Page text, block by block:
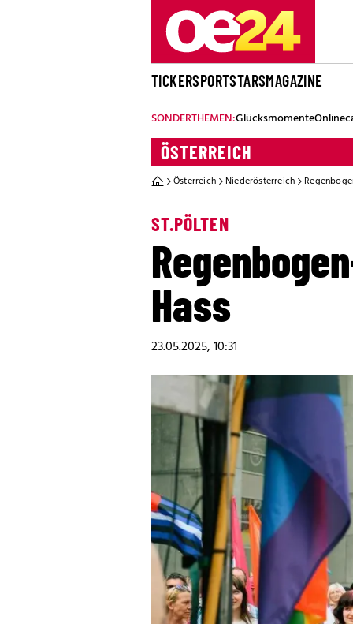
TICKERSPORTSTARSMAGAZINE
SONDERTHEMEN:Glücksmomente
ÖSTERREICH
Österreich Niederösterreich
ST.PÖLTEN
Hass
23.05.2025, 10:31